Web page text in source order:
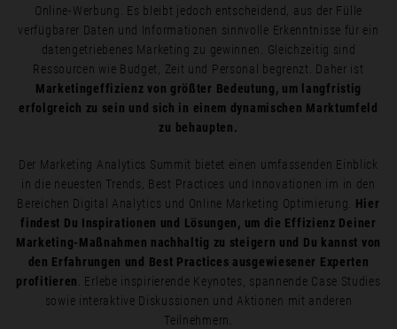
Online-Werbung. Es bleibt jedoch entscheidend, aus der Fülle
verfügbarer Daten und Informationen sinnvolle Erkenntnisse für ein
datengetriebenes Marketing zu gewinnen. Gleichzeitig sind
Ressourcen wie Budget, Zeit und Personal begrenzt. Daher ist
Marketingeffizienz von größter Bedeutung, um langfristig
erfolgreich zu sein und sich in einem dynamischen Marktumfeld
zu behaupten.
Der Marketing Analytics Summit bietet einen umfassenden Einblick
in die neuesten Trends, Best Practices und Innovationen im in den
Bereichen Digital Analytics und Online Marketing Optimierung. Hier
findest Du Inspirationen und Lösungen, um die Effizienz Deiner
Marketing-Maßnahmen nachhaltig zu steigern und Du kannst von
den Erfahrungen und Best Practices ausgewiesener Experten
profitieren. Erlebe inspirierende Keynotes, spannende Case Studies
sowie interaktive Diskussionen und Aktionen mit anderen
Teilnehmern.